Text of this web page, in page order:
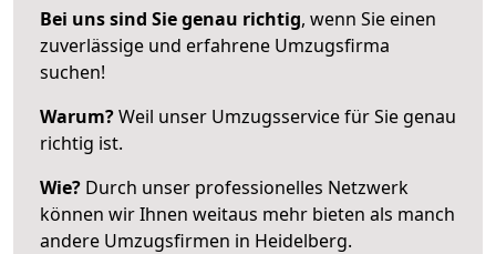
Bei uns sind Sie genau richtig, wenn Sie einen
zuverlässige und erfahrene Umzugsfirma
suchen!
Warum?Weil unser Umzugsservice für Sie genau
richtig ist.
Wie? Durch unser professionelles Netzwerk
können wir Ihnen weitaus mehr bieten als manch
andere Umzugsfirmen in Heidelberg.